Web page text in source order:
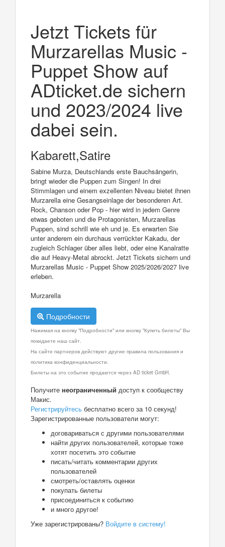
Jetzt Tickets für
Murzarellas Music -
Puppet Show auf
ADticket.de sichern
und 2023/2024 live
dabei sein.
Kabarett,Satire
Sabine Murza, Deutschlands erste Bauchsängerin,
bringt wieder die Puppen zum Singen! In drei
Stimmlagen und einem exzellenten Niveau bietet ihnen
Murzarella eine Gesangseinlage der besonderen Art.
Rock, Chanson oder Pop - hier wird in jedem Genre
etwas geboten und die Protagonisten, Murzarellas
Puppen, sind schrill wie eh und je. Es erwarten Sie
unter anderem ein durchaus verrückter Kakadu, der
zugleich Schlager über alles liebt, oder eine Kanalratte
die auf Heavy-Metal abrockt. Jetzt Tickets sichern und
Murzarellas Music - Puppet Show 2025/2026/2027 live
erleben.
Murzarella
Подробности
Нажимая на кнопку "Подробности" или кнопку "Купить билеты" Вы
покидаете наш сайт.
На сайте партнеров действуют другие правила пользования и
политика конфиденциальности.
Билеты на это событие продаются через AD ticket GmbH.
Получите неограниченный доступ к сообществу
Макис.
Регистрируйтесь бесплатно всего за 10 секунд!
Зарегистрированные пользователи могут:
договариваться с другими пользователями
найти других пользователей, которые тоже
хотят посетить это событие
писать/читать комментарии других
пользователей
смотреть/оставлять оценки
покупать билеты
присоединиться к событию
и много другое!
Уже зарегистрированы? Войдите в систему!